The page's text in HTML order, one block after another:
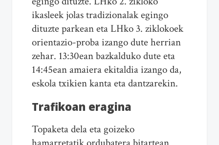
ikasleek jolas tradizionalak egingo
dituzte parkean eta LHko 3. ziklokoek
orientazio-proba izango dute herrian
zehar. 13:30ean bazkalduko dute eta
14:45ean amaiera ekitaldia izango da,
eskola txikien kanta eta dantzarekin.
Trafikoan eragina
Topaketa dela eta goizeko